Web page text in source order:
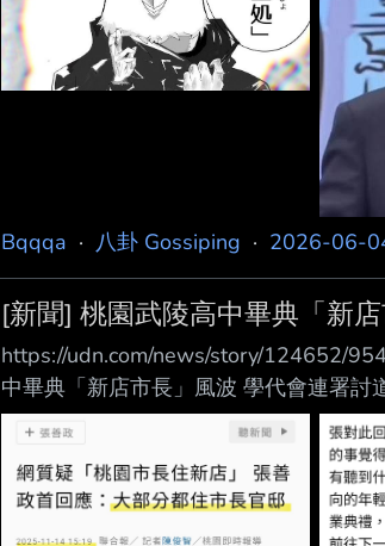
查處理
Bqqqa · 八卦 Gossiping · 2026-06-
[新聞] 桃園武陵高中畢典「新
https://udn.com/news/story/124652/
中畢典「新店市長」風波 學代會連署
桃園即時報導 桃園市武陵高中畢業典
生代 表會昨發動連署要求學校重視與
歡迎提告。 桃園市長張善政日前出席